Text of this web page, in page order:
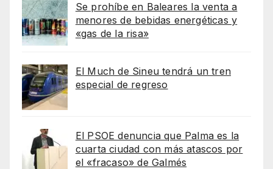
Se prohíbe en Baleares la venta a
menores de bebidas energéticas y
«gas de la risa»
El Much de Sineu tendrá un tren
especial de regreso
El PSOE denuncia que Palma es la
cuarta ciudad con más atascos por
el «fracaso» de Galmés